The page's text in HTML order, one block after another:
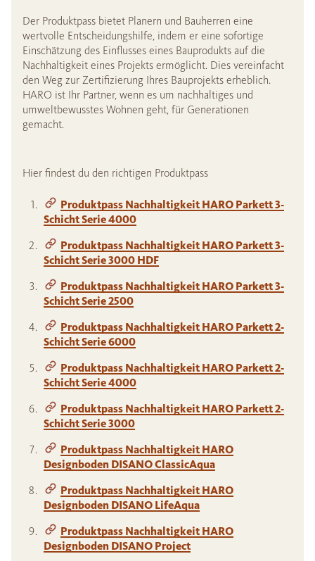
Der Produktpass bietet Planern und Bauherren eine
wertvolle Entscheidungshilfe, indem er eine sofortige
Einschätzung des Einflusses eines Bauprodukts auf die
Nachhaltigkeit eines Projekts ermöglicht. Dies vereinfacht
den Weg zur Zertifizierung Ihres Bauprojekts erheblich.
HARO ist Ihr Partner, wenn es um nachhaltiges und
umweltbewusstes Wohnen geht, für Generationen
gemacht.
Hier findest du den richtigen Produktpass
Produktpass Nachhaltigkeit HARO Parkett 3-
Schicht Serie 4000
Produktpass Nachhaltigkeit HARO Parkett 3-
Schicht Serie 3000 HDF
Produktpass Nachhaltigkeit HARO Parkett 3-
Schicht Serie 2500
Produktpass Nachhaltigkeit HARO Parkett 2-
Schicht Serie 6000
Produktpass Nachhaltigkeit HARO Parkett 2-
Schicht Serie 4000
Produktpass Nachhaltigkeit HARO Parkett 2-
Schicht Serie 3000
Produktpass Nachhaltigkeit HARO
Designboden DISANO ClassicAqua
Produktpass Nachhaltigkeit HARO
Designboden DISANO LifeAqua
Produktpass Nachhaltigkeit HARO
Designboden DISANO Project